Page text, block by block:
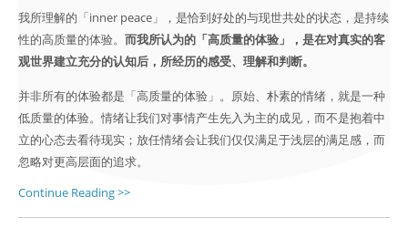
我所理解的「inner peace」，是恰到好处的与现世共处的状态，是持续
性的高质量的体验。 而我所认为的「高质量的体验」，是在对真实的客
观世界建立充分的认知后，所经历的感受、理解和判断。
并非所有的体验都是「高质量的体验」。原始、朴素的情绪，就是一种
低质量的体验。情绪让我们对事情产生先入为主的成见，而不是抱着中
立的心态去看待现实；放任情绪会让我们仅仅满足于浅层的满足感，而
忽略对更高层面的追求。
Continue Reading >>